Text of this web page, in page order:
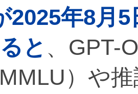
2025年8月
と 、GPT-
）や